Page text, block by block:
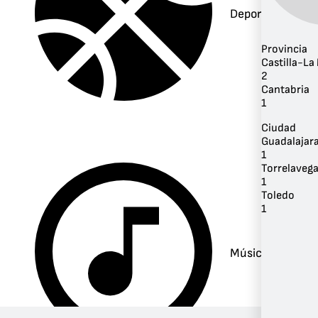
Deportes
Música
Provincia
Castilla-La
2
Cantabria
1
Ciudad
1
Torrelavega
1
Toledo
1